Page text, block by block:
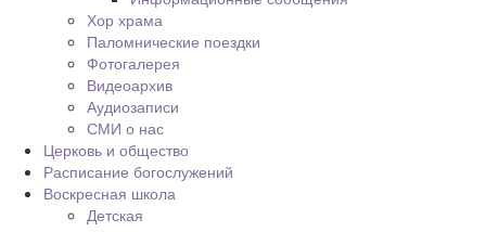
Хор храма
Паломнические поездки
Фотогалерея
Видеоархив
Аудиозаписи
СМИ о нас
Церковь и общество
Расписание богослужений
Воскресная школа
Детская